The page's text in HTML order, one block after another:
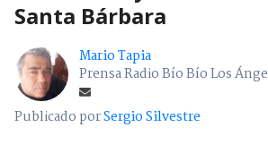
Santa Bárbara
Mario Tapia
Prensa Radio Bío Bío Los
Publicado porSergio Silvestre